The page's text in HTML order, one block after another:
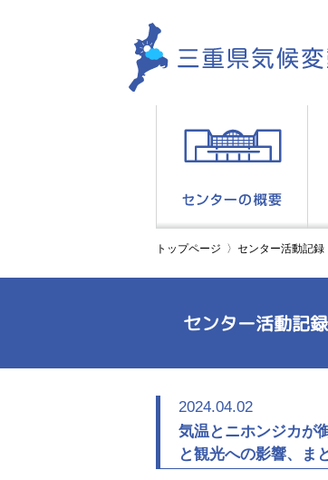
トップページ センター活動記録
センター活動記録
2024.04.02
気温とニホンジカが
と観光への影響、ま